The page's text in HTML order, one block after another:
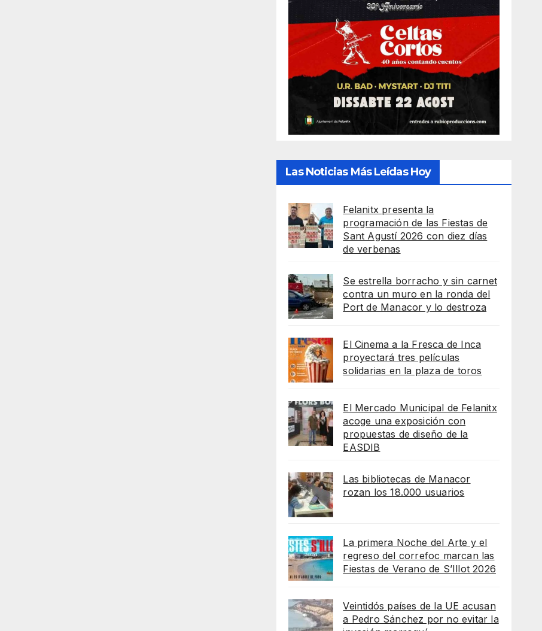
Las Noticias Más Leídas Hoy
Felanitx presenta la
programación de las Fiestas de
Sant Agustí 2026 con diez días
de verbenas
Se estrella borracho y sin carnet
contra un muro en la ronda del
Port de Manacor y lo destroza
El Cinema a la Fresca de Inca
proyectará tres películas
solidarias en la plaza de toros
El Mercado Municipal de Felanitx
acoge una exposición con
propuestas de diseño de la
EASDIB
Las bibliotecas de Manacor
rozan los 18.000 usuarios
La primera Noche del Arte y el
regreso del correfoc marcan las
Fiestas de Verano de S’Illot 2026
Veintidós países de la UE acusan
a Pedro Sánchez por no evitar la